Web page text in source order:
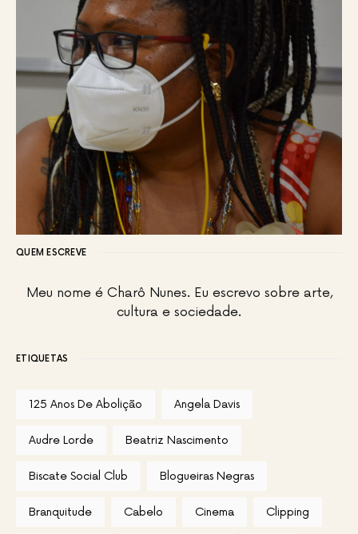
QUEM ESCREVE
Meu nome é Charô Nunes. Eu escrevo sobre arte,
cultura e sociedade.
ETIQUETAS
125 Anos De Abolição Angela Davis
Audre Lorde Beatriz Nascimento
Biscate Social Club Blogueiras Negras
Branquitude Cabelo Cinema Clipping